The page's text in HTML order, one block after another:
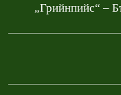
„Грийнпийс“ –